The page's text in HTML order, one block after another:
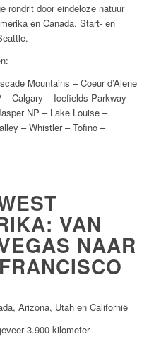
rondrit door eindeloze natuur
en Canada. Start- en
Mountains – Coeur d’Alene
– Calgary – Icefields Parkway –
NP – Lake Louise –
– Whistler – Tofino –
VAN
NAAR
Arizona, Utah en Californië
3.900 kilometer